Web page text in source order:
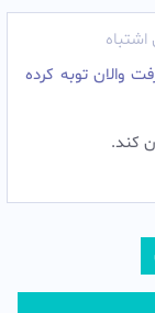
والان توبه کرده
کند.‌